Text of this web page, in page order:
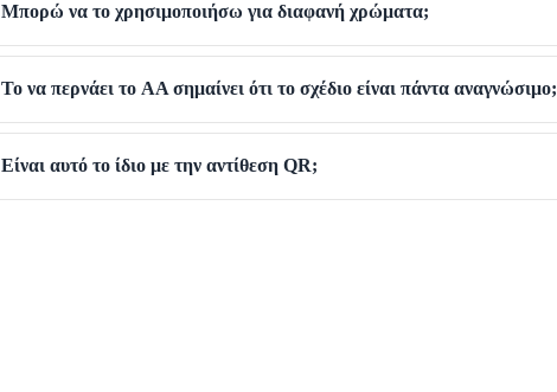
Μπορώ να το χρησιμοποιήσω για διαφανή χρώματα;
Το να περνάει το AA σημαίνει ότι το σχέδιο είναι πάντα αναγνώσιμο;
Είναι αυτό το ίδιο με την αντίθεση QR;